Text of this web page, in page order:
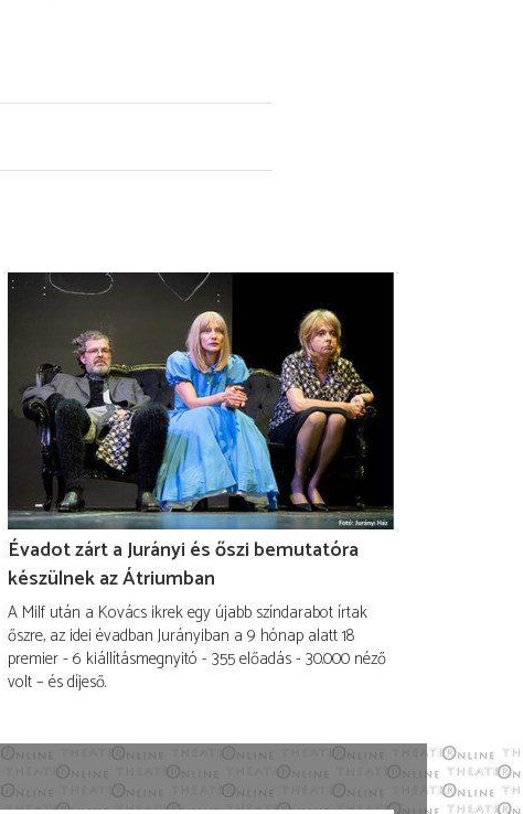
Évadot zárt a Jurányi és őszi bemutatóra
készülnek az Átriumban
A Milf után a Kovács ikrek egy újabb színdarabot írtak
őszre, az idei évadban Jurányiban a 9 hónap alatt 18
premier - 6 kiállításmegnyitó - 355 előadás - 30.000 néző
volt – és díjeső.